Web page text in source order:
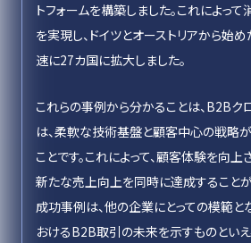
トフォームを構築しました。これによっ
を実現し、ドイツとオーストリアから始
速に27カ国に拡大しました。
これらの事例から分かることは、B2Bク
は、柔軟な技術基盤と顧客中心の戦略
ことです。これによって、顧客体験を向
新たな売上向上を同時に達成すること
成功事例は、他の企業にとっての模範と
おけるB2B取引の未来を示すものといえ